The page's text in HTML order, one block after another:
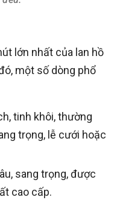
lớn nhất của lan hồ
một số dòng phổ
tinh khôi, thường
trọng, lễ cưới hoặc
sang trọng, được
cao cấp.